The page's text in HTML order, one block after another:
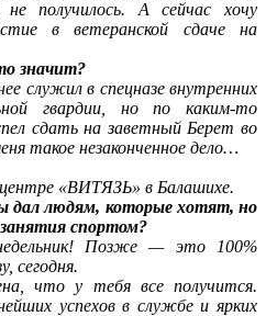
получилось. А сейчас хочу
в ветеранской сдаче на
значит?
служил в спецназе внутренних
гвардии, но по каким-то
сдать на заветный Берет во
такое незаконченное дело…
«ВИТЯЗЬ» в Балашихе.
дал людям, которые хотят, но
спортом?
Позже — это 100%
сегодня.
что у тебя все получится.
успехов в службе и ярких